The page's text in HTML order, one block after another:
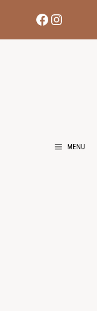
Facebook
MENU